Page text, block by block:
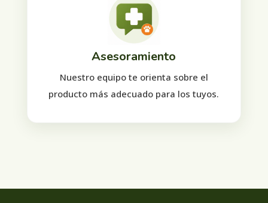
Asesoramiento
Nuestro equipo te orienta sobre el
producto más adecuado para los tuyos.